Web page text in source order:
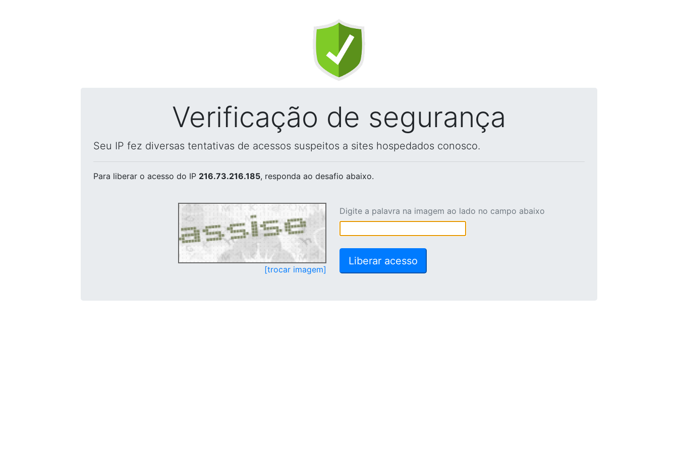
Verificação de segurança
Seu IP fez diversas tentativas de acessos suspeitos a sites hospedados conosco.
Para liberar o acesso do IP 216.73.216.185, responda ao desafio abaixo.
[trocar imagem]
Digite a palavra na imagem ao lado no campo abaixo